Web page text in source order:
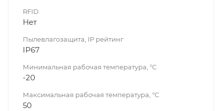
RFID
Нет
Пылевлагозащита, IP рейтинг
IP67
Минимальная рабочая температура, °C
-20
Максимальная рабочая температура, °C
50